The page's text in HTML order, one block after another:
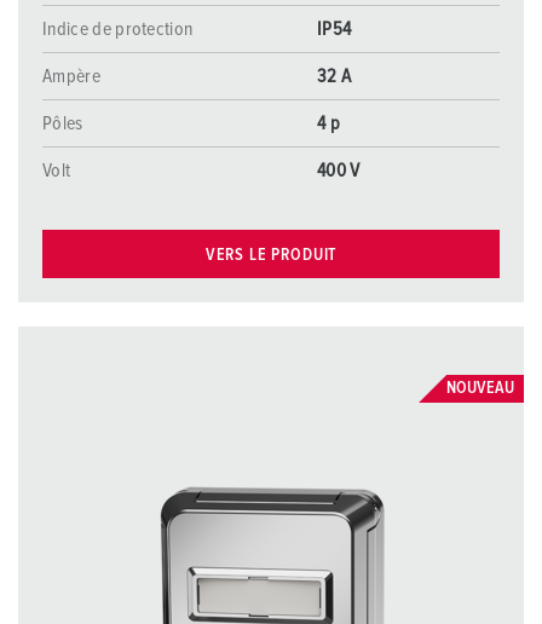
Indice de protection
IP54
Ampère 32 A
Pôles 4 p
Volt 400 V
VERS LE PRODUIT
NOUVEAU